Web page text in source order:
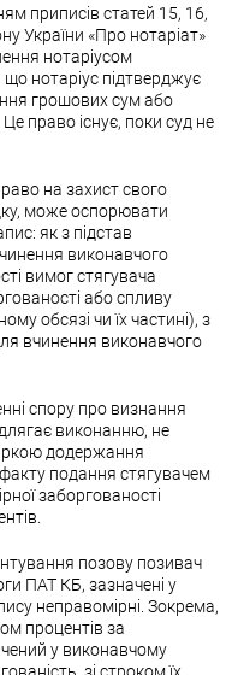
приписів статей 15, 16,
України «Про нотаріат»
нотаріусом
нотаріус підтверджує
грошових сум або
право існує, поки суд не
на захист свого
може оспорювати
як з підстав
виконавчого
вимог стягувача
або спливу
обсязі чи їх частині), з
вчинення виконавчого
спору про визнання
виконанню, не
додержання
подання стягувачем
заборгованості
позову позивач
ПАТ КБ, зазначені у
неправомірні. Зокрема,
процентів за
у виконавчому